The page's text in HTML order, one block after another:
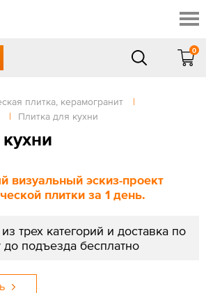
0
плитка, керамогранит
|
| Плитка для кухни
визуальный эскиз-проект
плитки за 1 день.
трех категорий и доставка по
до подъезда бесплатно